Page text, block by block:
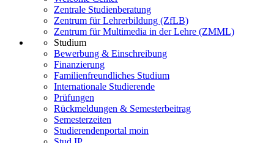
Zentrale Studienberatung
Zentrum für Lehrerbildung (ZfLB)
Zentrum für Multimedia in der Lehre (ZMML)
Studium
Bewerbung & Einschreibung
Finanzierung
Familienfreundliches Studium
Internationale Studierende
Prüfungen
Rückmeldungen & Semesterbeitrag
Semesterzeiten
Studierendenportal moin